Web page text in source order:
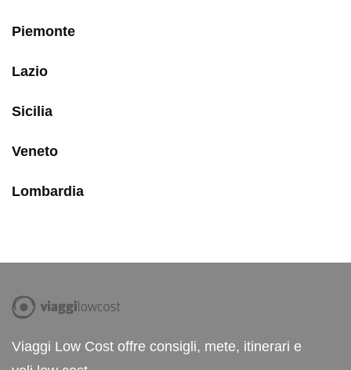
Piemonte
Lazio
Sicilia
Veneto
Lombardia
Viaggi Low Cost offre consigli, mete, itinerari e